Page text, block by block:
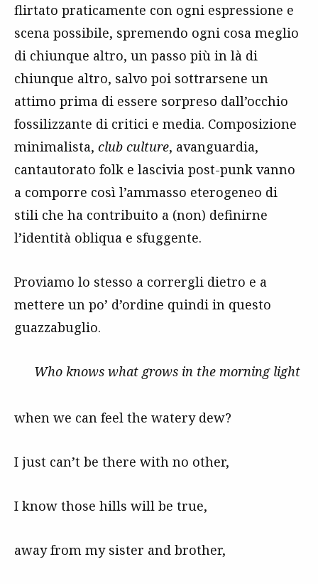
flirtato praticamente con ogni espressione e
scena possibile, spremendo ogni cosa meglio
di chiunque altro, un passo più in là di
chiunque altro, salvo poi sottrarsene un
attimo prima di essere sorpreso dall’occhio
fossilizzante di critici e media. Composizione
minimalista, club culture, avanguardia,
cantautorato folk e lascivia post-punk vanno
a comporre così l’ammasso eterogeneo di
stili che ha contribuito a (non) definirne
l’identità obliqua e sfuggente.
Proviamo lo stesso a corrergli dietro e a
mettere un po’ d’ordine quindi in questo
guazzabuglio.
Who knows what grows in the morning light
when we can feel the watery dew?
I just can’t be there with no other,
I know those hills will be true,
away from my sister and brother,